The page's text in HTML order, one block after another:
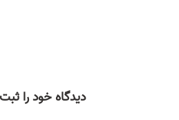
دیدگاه خود را